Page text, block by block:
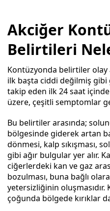
Akciğer
Belirtileri
Kontüzyonda belirtiler olay
ilk başta ciddi değilmiş gibi
takip eden ilk 24 saat
üzere, çeşitli semptomlar
Bu belirtiler arasında;
bölgesinde giderek artan
dönmesi, kalp sıkışması,
gibi ağır bulgular yer alır.
ciğerlerdeki kan ve gaz
bozulması, buna bağlı
yetersizliğinin oluşmasıdır.
çoğunda bölgede kırıklar